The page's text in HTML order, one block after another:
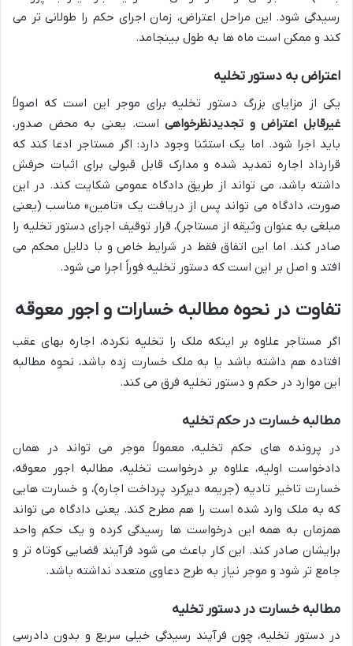
رسیدگی شود. این مراحل اعتراض، زمان اجرای حکم را طولانی تر می
کند و ممکن است ماه ها به طول بینجامد.
اعتراض به دستور تخلیه
یکی از مزایای بزرگ دستور تخلیه برای موجر این است که اصولاً
غیرقابل اعتراض و تجدیدنظرخواهیاست. یعنی به محض صدور،
باید اجرا شود. اما یک استثنا وجود دارد: اگر مستاجر ادعا کند که
قرارداد اجاره تمدید شده و مدارک قابل قبولی برای اثبات حرفش
داشته باشد، می تواند از طریق دادگاه عمومی شکایت کند. در این
صورت، دادگاه می تواند پس از دریافت یک «تامین» مناسب (یعنی
مبلغی به عنوان وثیقه از مستاجر)، قرار توقیف اجرای دستور تخلیه را
صادر کند. اما این اتفاق فقط در شرایط خاص و با دلایل محکم می
افتد و اصل بر این است که دستور تخلیه فوراً اجرا می شود.
تفاوت در نحوه مطالبه خسارات و اجور معوقه
اگر مستاجر علاوه بر اینکه ملک را تخلیه نکرده، اجاره بهای عقب
افتاده هم داشته باشد یا به ملک خسارت زده باشد، نحوه مطالبه
این موارد در حکم و دستور تخلیه فرق می کند.
مطالبه خسارت در حکم تخلیه
در پرونده های حکم تخلیه، معمولاً موجر می تواند در همان
دادخواست اولیه، علاوه بر درخواست تخلیه، مطالبه اجور معوقه،
خسارت تاخیر تادیه (جریمه دیرکرد پرداخت اجاره)، و خسارت هایی
که به ملک وارد شده است را هم مطرح کند. یعنی دادگاه می تواند
همزمان به همه این درخواست ها رسیدگی کرده و یک حکم واحد
برایشان صادر کند. این کار باعث می شود فرآیند قضایی کوتاه تر و
جامع تر شود و موجر نیاز به طرح دعاوی متعدد نداشته باشد.
مطالبه خسارت در دستور تخلیه
در دستور تخلیه، چون فرآیند رسیدگی خیلی سریع و بدون دادرسی